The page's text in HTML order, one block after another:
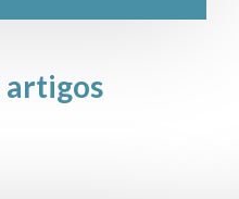
artigos